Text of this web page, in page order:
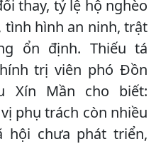
thay, tỷ lệ hộ nghèo
tình hình an ninh, trật
ổn định. Thiếu tá
trị viên phó Đồn
Xín Mần cho biết:
phụ trách còn nhiều
hội chưa phát triển,